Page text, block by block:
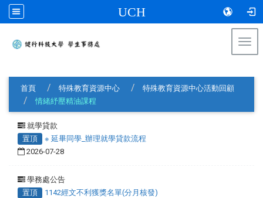
UCH
首頁
特殊教育資源中心
特殊教育資源中心活動回顧
情緒紓壓精油課程
就學貸款
置頂
※ 延畢同學_辦理就學貸款流程
2026-07-28
學務處公告
置頂
1142經文不利獲獎名單(分月核發)